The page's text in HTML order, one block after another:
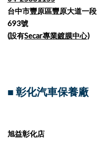
台中市豐原區豐原大道一段
693號
(設有Secar專業鍍膜中心)
■ 彰化汽車保養廠
旭益彰化店